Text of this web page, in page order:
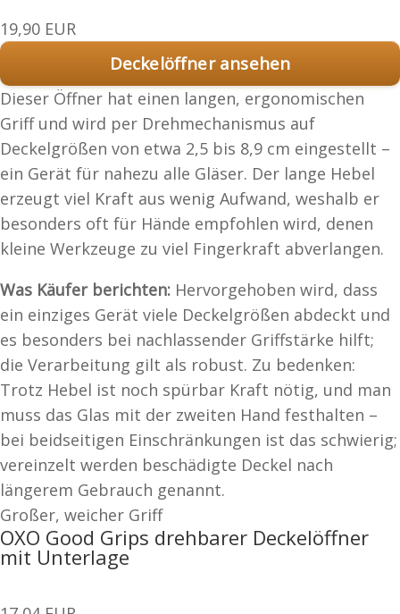
19,90 EUR
Deckelöffner ansehen
Dieser Öffner hat einen langen, ergonomischen
Griff und wird per Drehmechanismus auf
Deckelgrößen von etwa 2,5 bis 8,9 cm eingestellt –
ein Gerät für nahezu alle Gläser. Der lange Hebel
erzeugt viel Kraft aus wenig Aufwand, weshalb er
besonders oft für Hände empfohlen wird, denen
kleine Werkzeuge zu viel Fingerkraft abverlangen.
Was Käufer berichten: Hervorgehoben wird, dass
ein einziges Gerät viele Deckelgrößen abdeckt und
es besonders bei nachlassender Griffstärke hilft;
die Verarbeitung gilt als robust. Zu bedenken:
Trotz Hebel ist noch spürbar Kraft nötig, und man
muss das Glas mit der zweiten Hand festhalten –
bei beidseitigen Einschränkungen ist das schwierig;
vereinzelt werden beschädigte Deckel nach
längerem Gebrauch genannt.
Großer, weicher Griff
OXO Good Grips drehbarer Deckelöffner
mit Unterlage